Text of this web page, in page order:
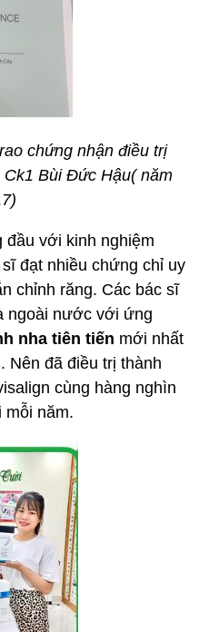
chứng nhận điều trị
Bùi Đức Hậu( năm
với kinh nghiệm
đạt nhiều chứng chỉ uy
chỉnh răng. Các bác sĩ
ngoài nước với ứng
nha tiên tiến mới nhất
Nên đã điều trị thành
cùng hàng nghìn
mỗi năm.